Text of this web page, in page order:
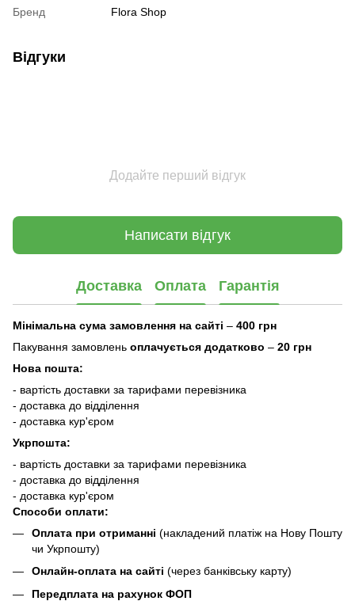
Бренд Flora Shop
Відгуки
Додайте перший відгук
Написати відгук
Доставка Оплата Гарантія
Мінімальна сума замовлення на сайті – 400 грн
Пакування замовлень оплачується додатково – 20 грн
Нова пошта:
- вартість доставки за тарифами перевізника
- доставка до відділення
- доставка кур'єром
Укрпошта:
- вартість доставки за тарифами перевізника
- доставка до відділення
- доставка кур'єром
Способи оплати:
Оплата при отриманні (накладений платіж на Нову Пошту
чи Укрпошту)
Онлайн-оплата на сайті (через банківську карту)
Передплата на рахунок ФОП